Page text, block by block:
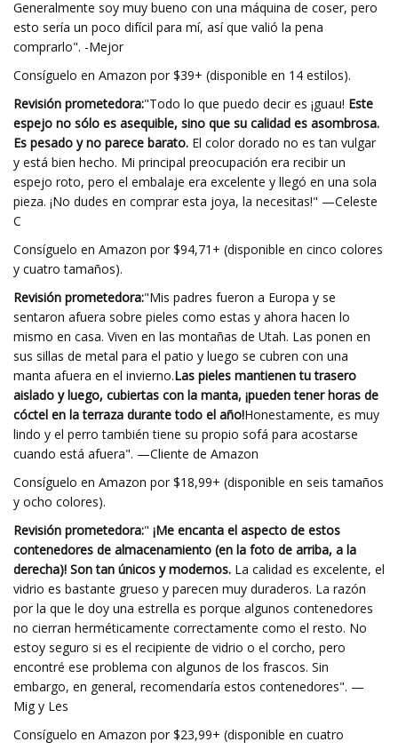
Generalmente soy muy bueno con una máquina de coser, pero
esto sería un poco difícil para mí, así que valió la pena
comprarlo". -Mejor
Consíguelo en Amazon por $39+ (disponible en 14 estilos).
Revisión prometedora:"Todo lo que puedo decir es ¡guau! Este
espejo no sólo es asequible, sino que su calidad es asombrosa.
Es pesado y no parece barato. El color dorado no es tan vulgar
y está bien hecho. Mi principal preocupación era recibir un
espejo roto, pero el embalaje era excelente y llegó en una sola
pieza. ¡No dudes en comprar esta joya, la necesitas!" —Celeste
C
Consíguelo en Amazon por $94,71+ (disponible en cinco colores
y cuatro tamaños).
Revisión prometedora:"Mis padres fueron a Europa y se
sentaron afuera sobre pieles como estas y ahora hacen lo
mismo en casa. Viven en las montañas de Utah. Las ponen en
sus sillas de metal para el patio y luego se cubren con una
manta afuera en el invierno.Las pieles mantienen tu trasero
aislado y luego, cubiertas con la manta, ¡pueden tener horas de
cóctel en la terraza durante todo el año!Honestamente, es muy
lindo y el perro también tiene su propio sofá para acostarse
cuando está afuera". —Cliente de Amazon
Consíguelo en Amazon por $18,99+ (disponible en seis tamaños
y ocho colores).
Revisión prometedora:" ¡Me encanta el aspecto de estos
contenedores de almacenamiento (en la foto de arriba, a la
derecha)! Son tan únicos y modernos. La calidad es excelente, el
vidrio es bastante grueso y parecen muy duraderos. La razón
por la que le doy una estrella es porque algunos contenedores
no cierran herméticamente correctamente como el resto. No
estoy seguro si es el recipiente de vidrio o el corcho, pero
encontré ese problema con algunos de los frascos. Sin
embargo, en general, recomendaría estos contenedores". —
Mig y Les
Consíguelo en Amazon por $23,99+ (disponible en cuatro